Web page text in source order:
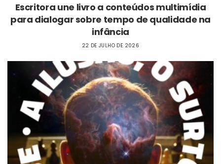
Escritora une livro a conteúdos multimídia
para dialogar sobre tempo de qualidade na
infância
22 DE JULHO DE 2026